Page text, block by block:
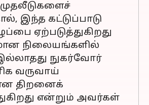
இந்த கட்டுப்பாடு
ஏற்படுத்துகிறது
நிலையங்களில்
நுகர்வோர்
வருவாய்
திறனைக்
என்றும் அவர்கள்